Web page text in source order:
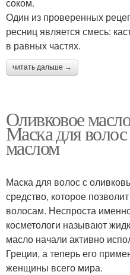
Один из проверенных
ресниц является смесь:
в равных частях.
читать дальше →
Оливковое
Маска для
маслом
Маска для волос с
средство, которое
волосам. Неспроста
косметологи называют
масло начали активно
Греции, а теперь его
женщины всего мира.